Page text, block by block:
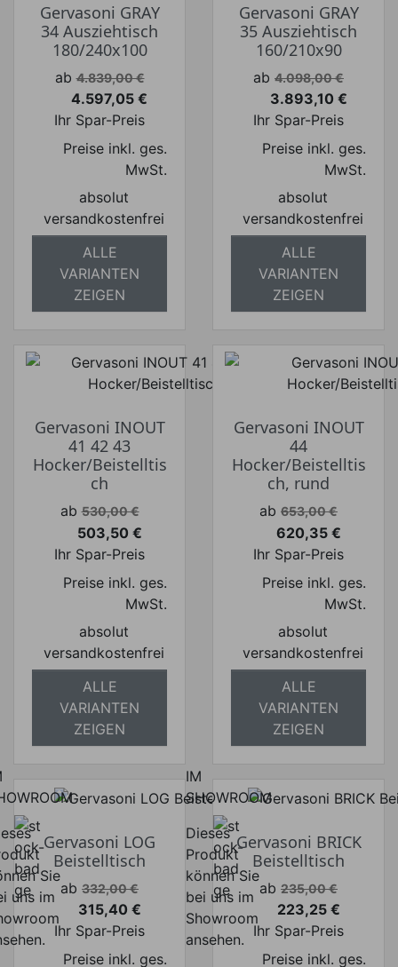
Gervasoni GRAY
34 Ausziehtisch
180/240x100
Verkaufspreis
ab 4.839,00 €
Preis
4.597,05 €
Ihr Spar-Preis
Preise inkl. ges.
MwSt.
absolut
versandkostenfrei
ALLE
VARIANTEN
ZEIGEN
Gervasoni GRAY
35 Ausziehtisch
160/210x90
Verkaufspreis
ab 4.098,00 €
Preis
3.893,10 €
Ihr Spar-Preis
Preise inkl. ges.
MwSt.
absolut
versandkostenfrei
ALLE
VARIANTEN
ZEIGEN
Gervasoni INOUT
41 42 43
Hocker/Beistelltis
ch
Verkaufspreis
ab 530,00 €
Preis
503,50 €
Ihr Spar-Preis
Preise inkl. ges.
MwSt.
absolut
versandkostenfrei
ALLE
VARIANTEN
ZEIGEN
Gervasoni INOUT
44
Hocker/Beistelltis
ch, rund
Verkaufspreis
ab 653,00 €
Preis
620,35 €
Ihr Spar-Preis
Preise inkl. ges.
MwSt.
absolut
versandkostenfrei
ALLE
VARIANTEN
ZEIGEN
Sie
uns im
Gervasoni LOG
Beistelltisch
Verkaufspreis
ab 332,00 €
Preis
315,40 €
Ihr Spar-Preis
Preise inkl. ges.
IM
SHOWROOM
Dieses
Produkt
können Sie
bei uns im
Showroom
ansehen.
Gervasoni BRICK
Beistelltisch
Verkaufspreis
ab 235,00 €
Preis
223,25 €
Ihr Spar-Preis
Preise inkl. ges.